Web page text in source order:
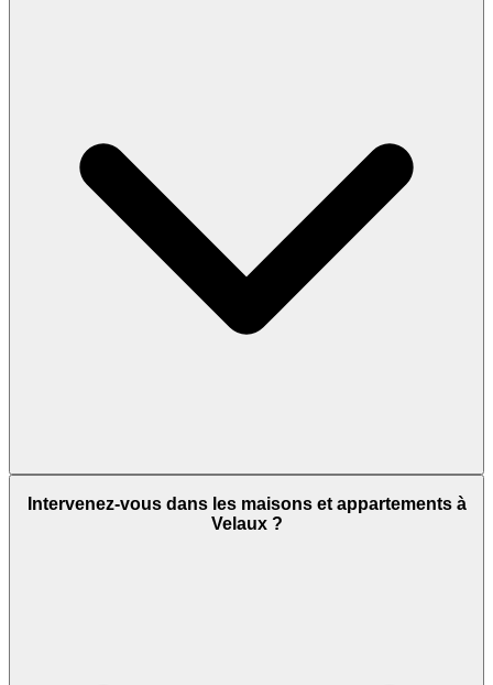
Intervenez-vous dans les maisons et appartements à
Velaux ?